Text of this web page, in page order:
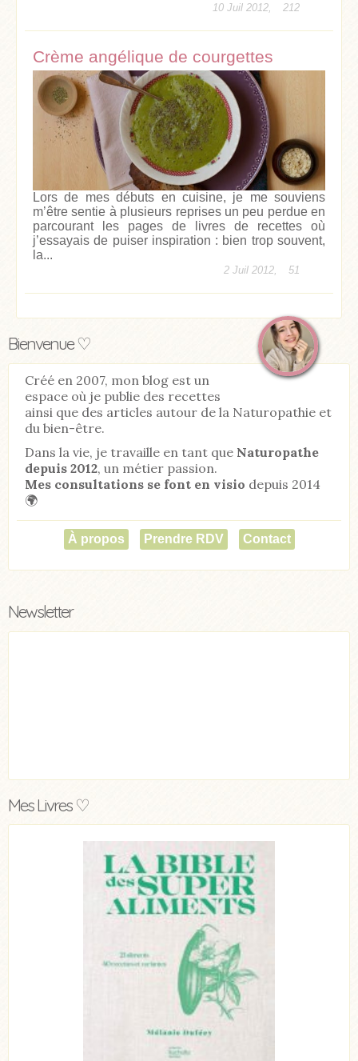
10 Juil 2012, 212
Crème angélique de courgettes
Lors de mes débuts en cuisine, je me souviens
m’être sentie à plusieurs reprises un peu perdue en
parcourant les pages de livres de recettes où
j’essayais de puiser inspiration : bien trop souvent,
la...
2 Juil 2012, 51
Bienvenue ♡
Créé en 2007, mon blog est un
espace où je publie des recettes
ainsi que des articles autour de la Naturopathie et
du bien-être.
Dans la vie, je travaille en tant que Naturopathe
depuis 2012, un métier passion.
Mes consultations se font en visio depuis 2014
🌍
À propos Prendre RDV Contact
Newsletter
Mes Livres ♡